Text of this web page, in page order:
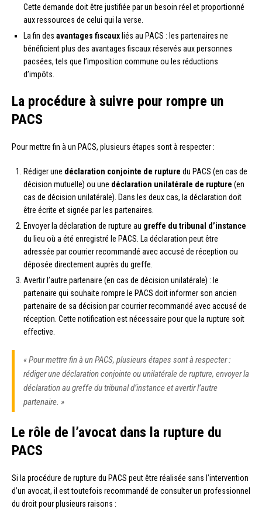
Cette demande doit être justifiée par un besoin réel et proportionné
aux ressources de celui qui la verse.
La fin des avantages fiscauxliés au PACS : les partenaires ne
bénéficient plus des avantages fiscaux réservés aux personnes
pacsées, tels que l’imposition commune ou les réductions
d’impôts.
La procédure à suivre pour rompre un
PACS
Pour mettre fin à un PACS, plusieurs étapes sont à respecter :
Rédiger une déclaration conjointe de rupture du PACS (en cas de
décision mutuelle) ou une déclaration unilatérale de rupture (en
cas de décision unilatérale). Dans les deux cas, la déclaration doit
être écrite et signée par les partenaires.
Envoyer la déclaration de rupture au greffe du tribunal d’instance
du lieu où a été enregistré le PACS. La déclaration peut être
adressée par courrier recommandé avec accusé de réception ou
déposée directement auprès du greffe.
Avertir l’autre partenaire (en cas de décision unilatérale) : le
partenaire qui souhaite rompre le PACS doit informer son ancien
partenaire de sa décision par courrier recommandé avec accusé de
réception. Cette notification est nécessaire pour que la rupture soit
effective.
« Pour mettre fin à un PACS, plusieurs étapes sont à respecter :
rédiger une déclaration conjointe ou unilatérale de rupture, envoyer la
déclaration au greffe du tribunal d’instance et avertir l’autre
partenaire. »
Le rôle de l’avocat dans la rupture du
PACS
Si la procédure de rupture du PACS peut être réalisée sans l’intervention
d’un avocat, il est toutefois recommandé de consulter un professionnel
du droit pour plusieurs raisons :